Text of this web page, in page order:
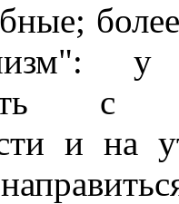
у
с
и на